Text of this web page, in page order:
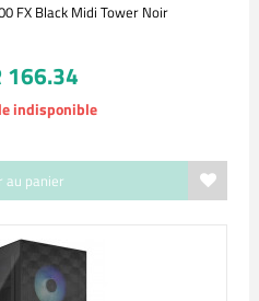
FX Black Midi Tower Noir
166.34
indisponible
au panier